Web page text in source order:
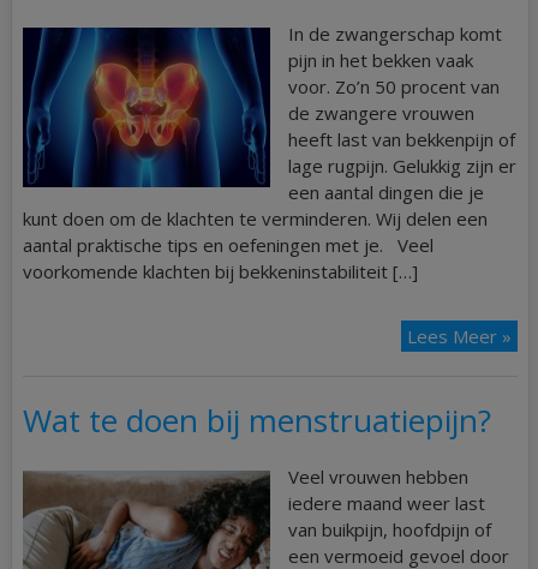
In de zwangerschap komt
pijn in het bekken vaak
voor. Zo’n 50 procent van
de zwangere vrouwen
heeft last van bekkenpijn of
lage rugpijn. Gelukkig zijn er
een aantal dingen die je
kunt doen om de klachten te verminderen. Wij delen een
aantal praktische tips en oefeningen met je. Veel
voorkomende klachten bij bekkeninstabiliteit […]
Lees Meer »
Wat te doen bij menstruatiepijn?
Veel vrouwen hebben
iedere maand weer last
van buikpijn, hoofdpijn of
een vermoeid gevoel door